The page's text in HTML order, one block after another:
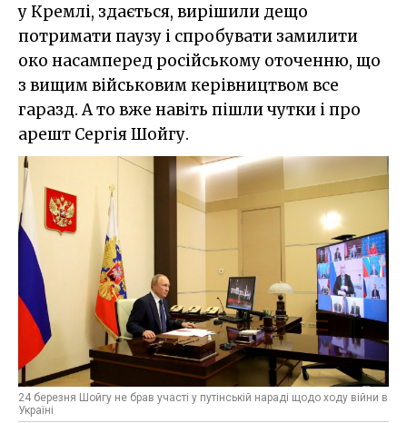
у Кремлі, здається, вирішили дещо
потримати паузу і спробувати замилити
око насамперед російському оточенню, що
з вищим військовим керівництвом все
гаразд. А то вже навіть пішли чутки і про
арешт Сергія Шойгу.
24 березня Шойгу не брав участі у путінській нараді щодо ходу війни в
Україні